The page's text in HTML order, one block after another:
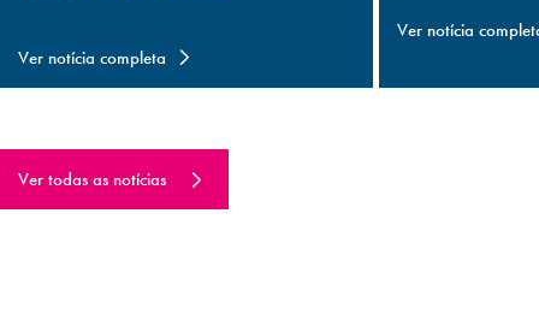
Ver notícia completa
Ver notícia
Ver todas as notícias